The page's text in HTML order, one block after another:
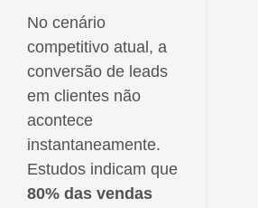
No cenário
competitivo atual, a
conversão de leads
em clientes não
acontece
instantaneamente.
Estudos indicam que
80% das vendas